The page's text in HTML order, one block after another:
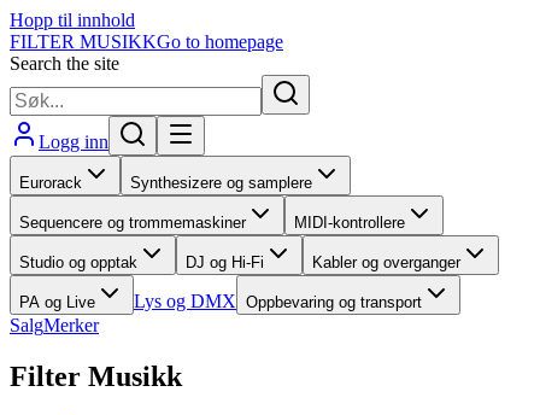
Hopp til innhold
FILTER MUSIKKGo to homepage
Search the site
Logg inn
Eurorack Synthesizere og samplere
Sequencere og trommemaskiner MIDI-kontrollere
Studio og opptak DJ og Hi-Fi Kabler og overganger
PA og Live Lys og DMX Oppbevaring og transport
SalgMerker
Filter Musikk